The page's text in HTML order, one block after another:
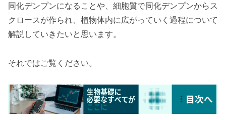
同化デンプンになることや、細胞質で同化デンプンからス
クロースが作られ、植物体内に広がっていく過程について
解説していきたいと思います。
それではご覧ください。